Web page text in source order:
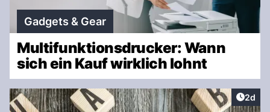
Gadgets & Gear
Multifunktionsdrucker: Wann
sich ein Kauf wirklich lohnt
2d